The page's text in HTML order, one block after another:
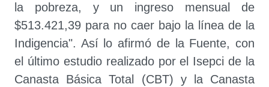
la pobreza, y un ingreso mensual de
$513.421,39 para no caer bajo la línea de la
Indigencia". Así lo afirmó de la Fuente, con
el último estudio realizado por el Isepci de la
Canasta Básica Total (CBT) y la Canasta